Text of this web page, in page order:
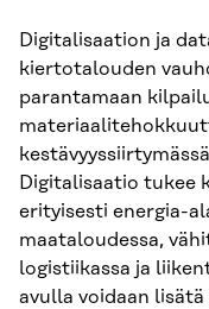
Digitalisaation ja
kiertotalouden
parantamaan
Digitalisaatio tukee
erityisesti energia-
maataloudessa,
logistiikassa ja
avulla voidaan